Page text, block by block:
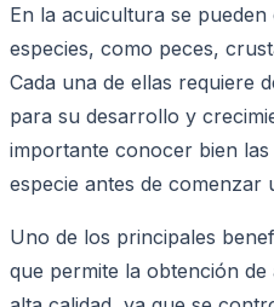
En la acuicultura se
especies, como peces,
Cada una de ellas requiere
para su desarrollo y
importante conocer bien las
especie antes de
Uno de los principales
que permite la obtención de